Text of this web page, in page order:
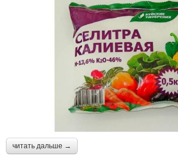
читать дальше →